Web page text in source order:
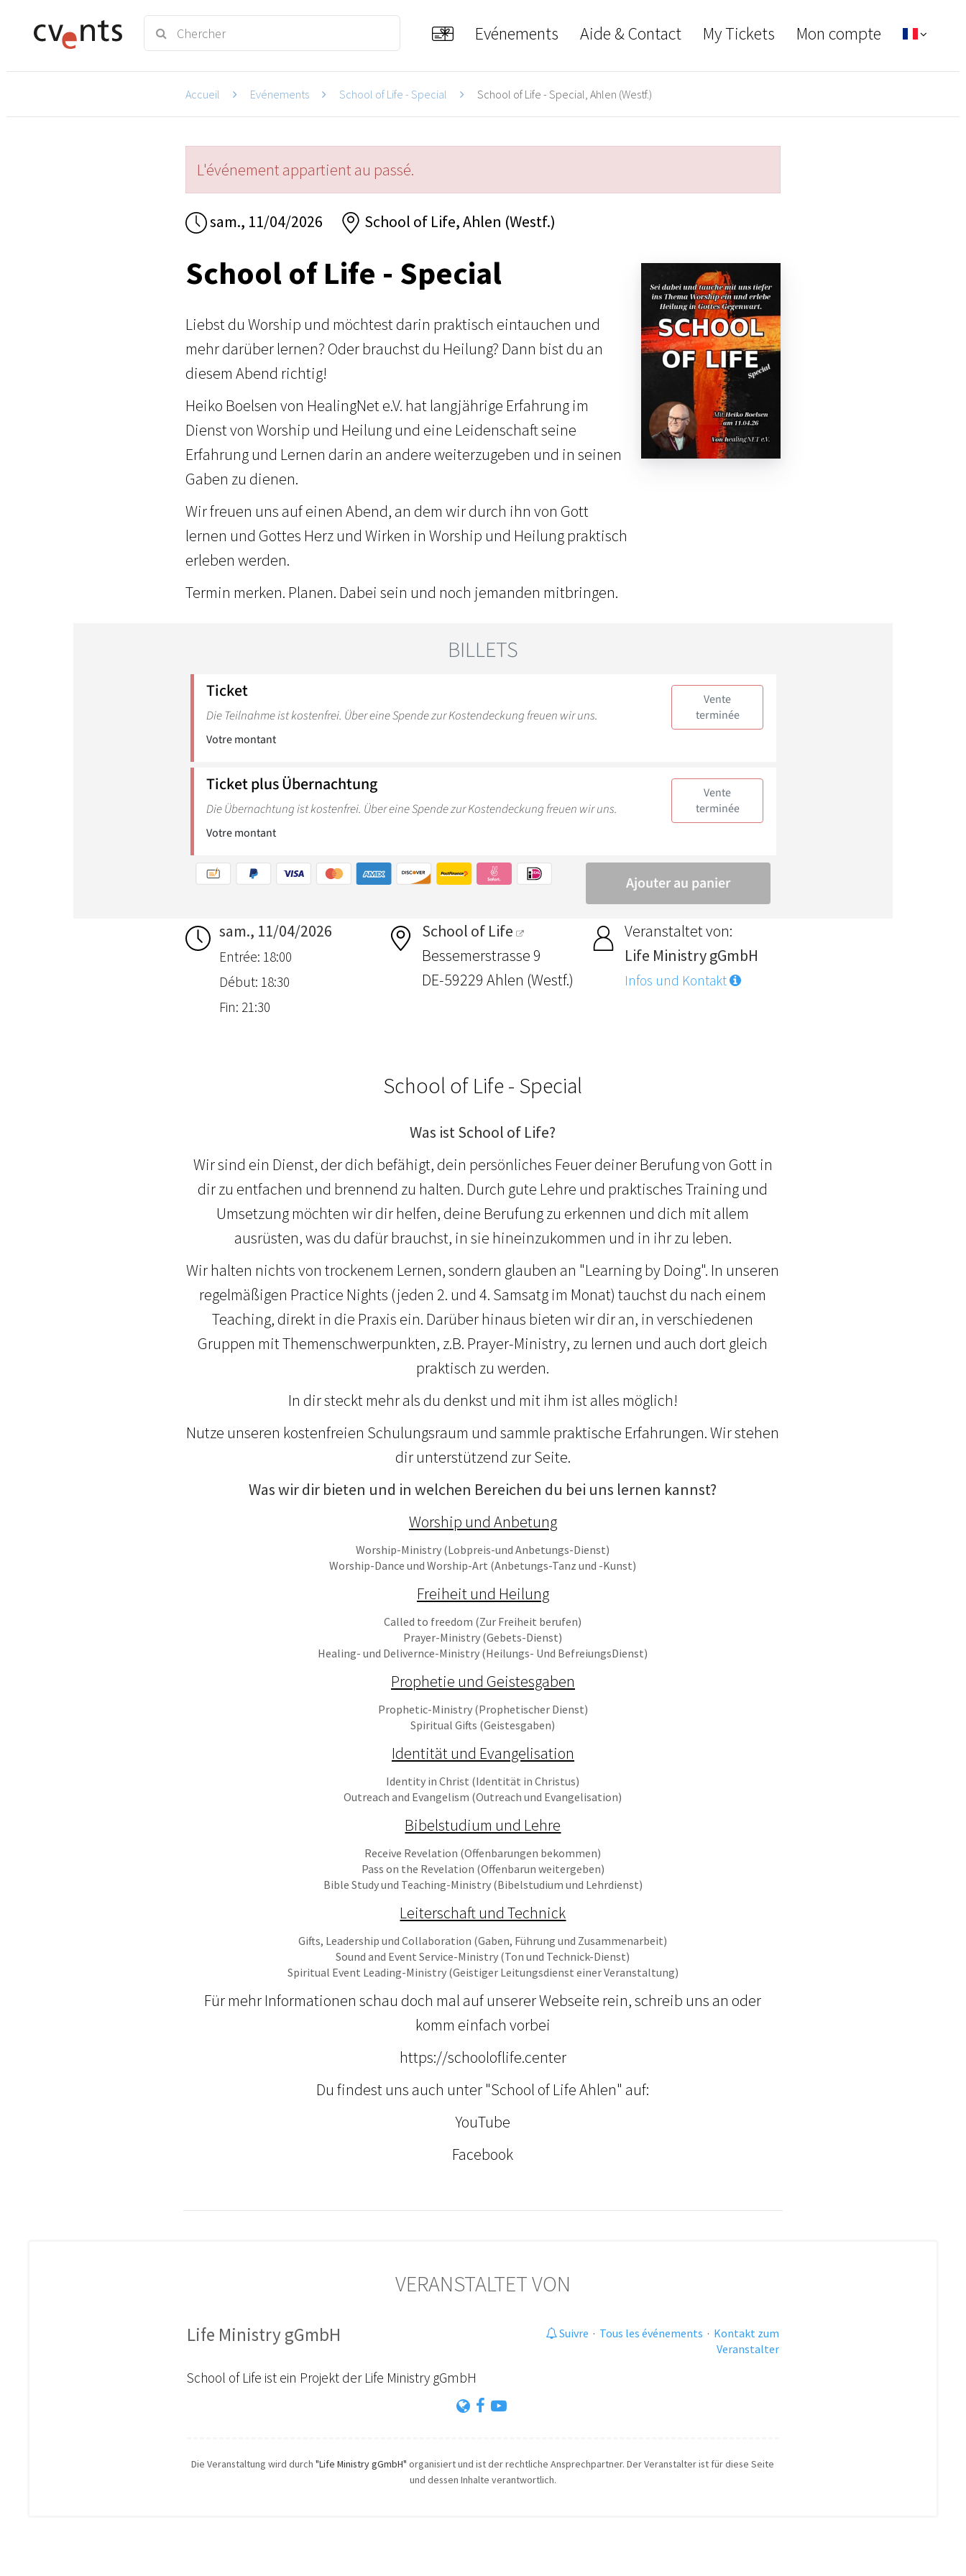
Evénements Aide & Contact My Tickets Mon compte
Accueil Evénements School of Life - Special School of Life - Special, Ahlen (Westf.)
L'événement appartient au passé.
sam., 11/04/2026 School of Life, Ahlen (Westf.)
School of Life - Special
Liebst du Worship und möchtest darin praktisch eintauchen und
mehr darüber lernen? Oder brauchst du Heilung? Dann bist du an
diesem Abend richtig!
Heiko Boelsen von HealingNet e.V. hat langjährige Erfahrung im
Dienst von Worship und Heilung und eine Leidenschaft seine
Erfahrung und Lernen darin an andere weiterzugeben und in seinen
Gaben zu dienen.
Wir freuen uns auf einen Abend, an dem wir durch ihn von Gott
lernen und Gottes Herz und Wirken in Worship und Heilung praktisch
erleben werden.
Termin merken. Planen. Dabei sein und noch jemanden mitbringen.
sam., 11/04/2026
Entrée: 18:00
Début: 18:30
Fin: 21:30
School of Life
Bessemerstrasse 9
DE-59229 Ahlen (Westf.)
Veranstaltet von:
Life Ministry gGmbH
Infos und Kontakt
School of Life - Special
Was ist School of Life?
Wir sind ein Dienst, der dich befähigt, dein persönliches Feuer deiner Berufung von Gott in
dir zu entfachen und brennend zu halten. Durch gute Lehre und praktisches Training und
Umsetzung möchten wir dir helfen, deine Berufung zu erkennen und dich mit allem
ausrüsten, was du dafür brauchst, in sie hineinzukommen und in ihr zu leben.
Wir halten nichts von trockenem Lernen, sondern glauben an "Learning by Doing". In unseren
regelmäßigen Practice Nights (jeden 2. und 4. Samsatg im Monat) tauchst du nach einem
Teaching, direkt in die Praxis ein. Darüber hinaus bieten wir dir an, in verschiedenen
Gruppen mit Themenschwerpunkten, z.B. Prayer-Ministry, zu lernen und auch dort gleich
praktisch zu werden.
In dir steckt mehr als du denkst und mit ihm ist alles möglich!
Nutze unseren kostenfreien Schulungsraum und sammle praktische Erfahrungen. Wir stehen
dir unterstützend zur Seite.
Was wir dir bieten und in welchen Bereichen du bei uns lernen kannst?
Worship und Anbetung
Worship-Ministry (Lobpreis-und Anbetungs-Dienst)
Worship-Dance und Worship-Art (Anbetungs-Tanz und -Kunst)
Freiheit und Heilung
Called to freedom (Zur Freiheit berufen)
Prayer-Ministry (Gebets-Dienst)
Healing- und Delivernce-Ministry (Heilungs- Und BefreiungsDienst)
Prophetie und Geistesgaben
Prophetic-Ministry (Prophetischer Dienst)
Spiritual Gifts (Geistesgaben)
Identität und Evangelisation
Identity in Christ (Identität in Christus)
Outreach and Evangelism (Outreach und Evangelisation)
Bibelstudium und Lehre
Receive Revelation (Offenbarungen bekommen)
Pass on the Revelation (Offenbarun weitergeben)
Bible Study und Teaching-Ministry (Bibelstudium und Lehrdienst)
Leiterschaft und Technick
Gifts, Leadership und Collaboration (Gaben, Führung und Zusammenarbeit)
Sound and Event Service-Ministry (Ton und Technick-Dienst)
Spiritual Event Leading-Ministry (Geistiger Leitungsdienst einer Veranstaltung)
Für mehr Informationen schau doch mal auf unserer Webseite rein, schreib uns an oder
komm einfach vorbei
https://schooloflife.center
Du findest uns auch unter "School of Life Ahlen" auf:
YouTube
Facebook
VERANSTALTET VON
Life Ministry gGmbH Suivre · Tous les événements · Kontakt zum
Veranstalter
School of Life ist ein Projekt der Life Ministry gGmbH
Die Veranstaltung wird durch"Life Ministry gGmbH" organisiert und ist der rechtliche Ansprechpartner. Der Veranstalter ist für diese Seite
und dessen Inhalte verantwortlich.